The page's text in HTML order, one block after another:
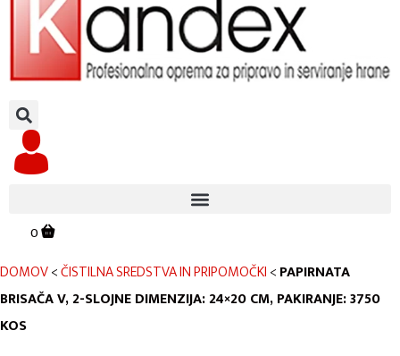
0
DOMOV<ČISTILNA SREDSTVA IN PRIPOMOČKI<PAPIRNATA
BRISAČA V, 2-SLOJNE DIMENZIJA: 24×20 CM, PAKIRANJE: 3750
KOS